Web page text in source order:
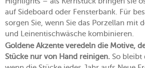
auf Sideboard oder Fensterbank. Für
sorgen Sie, wenn Sie das Porzellan mit
und Leinentischwäsche kombinieren.
Goldene Akzente veredeln die Motive,
Stücke nur von Hand reinigen. So bleibt